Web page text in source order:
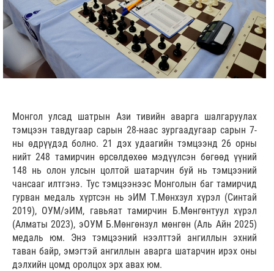
Монгол улсад шатрын Ази тивийн аварга шалгаруулах
тэмцээн тавдугаар сарын 28-наас зургаадугаар сарын 7-
ны өдрүүдэд болно. 21 дэх удаагийн тэмцээнд 26 орны
нийт 248 тамирчин өрсөлдөхөө мэдүүлсэн бөгөөд үүний
148 нь олон улсын цолтой шатарчин буй нь тэмцээний
чансааг илтгэнэ. Тус тэмцээнээс Монголын баг тамирчид
гурван медаль хүртсэн нь эИМ Т.Мөнхзул хүрэл (Синтай
2019), ОУМ/эИМ, гавьяат тамирчин Б.Мөнгөнтуул хүрэл
(Алматы 2023), эОУМ Б.Мөнгөнзул мөнгөн (Аль Айн 2025)
медаль юм. Энэ тэмцээний нээлттэй ангиллын эхний
таван байр, эмэгтэй ангиллын аварга шатарчин ирэх оны
дэлхийн цомд оролцох эрх авах юм.